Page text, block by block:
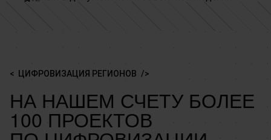
Система для получения услуг через секторы
ЦИФРОВИЗАЦИЯ РЕГИОНОВ
НА НАШЕМ СЧЕТУ БОЛЕЕ
100 ПРОЕКТОВ